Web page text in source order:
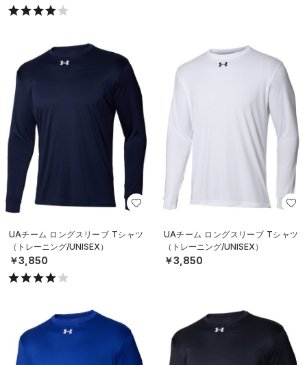
UAチーム ロングスリーブ Tシャツ
（トレーニング/UNISEX）
￥3,850
UAチーム ロングスリーブ Tシャツ
（トレーニング/UNISEX）
￥3,850